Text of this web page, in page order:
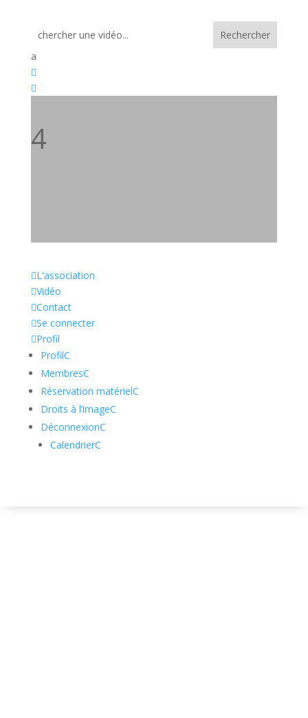
a


4
L'association
Vidéo
Contact
Se connecter
Profil
ProfilC
MembresC
Réservation matérielC
Droits à l’imageC
DéconnexionC
CalendrierC